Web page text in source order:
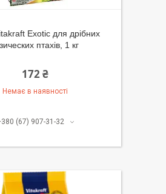
Exotic для дрібних
птахів, 1 кг
172 ₴
Немає в наявності
(67) 907-31-32